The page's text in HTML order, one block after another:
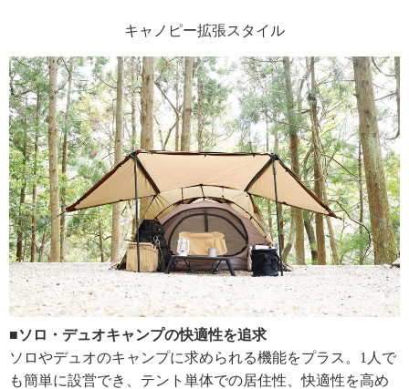
キャノピー拡張スタイル
■ソロ・デュオキャンプの快適性を追求
ソロやデュオのキャンプに求められる機能をプラス。1人で
も簡単に設営でき、テント単体での居住性、快適性を高め